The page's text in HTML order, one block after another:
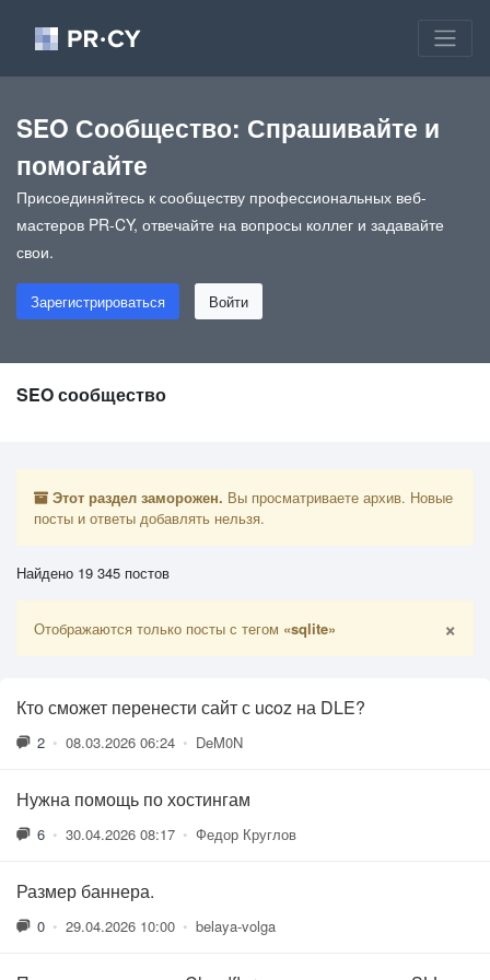
SEO Сообщество: Спрашивайте и
помогайте
Присоединяйтесь к сообществу профессиональных веб-
мастеров PR-CY, отвечайте на вопросы коллег и задавайте
свои.
Зарегистрироваться Войти
SEO сообщество
Этот раздел заморожен. Вы просматриваете архив. Новые
посты и ответы добавлять нельзя.
Найдено 19 345 постов
Отображаются только посты с тегом «sqlite» ×
Кто сможет перенести сайт с ucoz на DLE?
2 • 08.03.2026 06:24 • DeM0N
Нужна помощь по хостингам
6 • 30.04.2026 08:17 • Федор Круглов
Размер баннера.
0 • 29.04.2026 10:00 • belaya-volga